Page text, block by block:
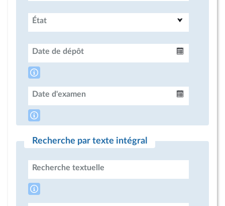
État
Date de dépôt
Date d'examen
Recherche par texte intégral
Recherche textuelle